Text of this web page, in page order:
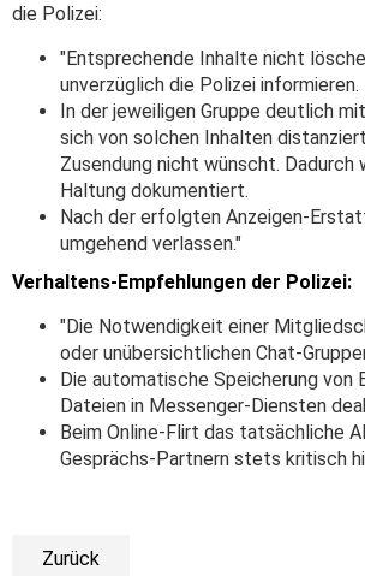
die Polizei:
"Entsprechende Inhalte nicht
unverzüglich die Polizei informieren.
In der jeweiligen Gruppe deutlich
sich von solchen Inhalten
Zusendung nicht wünscht. Dadurch
Haltung dokumentiert.
Nach der erfolgten Anzeigen-
umgehend verlassen."
Verhaltens-Empfehlungen der Polizei:
"Die Notwendigkeit einer
oder unübersichtlichen Chat-
Die automatische Speicherung von
Dateien in Messenger-Diensten
Beim Online-Flirt das tatsächliche
Gesprächs-Partnern stets kritisch
Zurück